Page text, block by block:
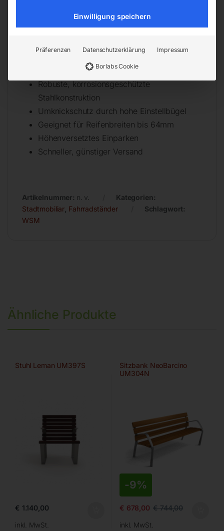
undBodenmontage-Winkel
Robuste, korrosionsgeschützte
Stahlkonstruktion
Umknickschutz durch hohe Einstellbügel
Geeignet für Reifenbreiten bis 64mm
Höhenversetztes Einparken
Schneller, günstiger Versand
Artikelnummer: n. v.
Kategorien:
Stadtmobiliar Fahrradständer
Schlagwort:
WSM
Ähnliche Produkte
Stuhl Leman UM397S
€ 1.140,00
inkl. MwSt.
Sitzbank NeoBarcino
UM304N
-9%
€ 678,00 €744,00
inkl. MwSt.
Einwilligung speichern
Präferenzen Datenschutzerklärung Impressum
Borlabs Cookie